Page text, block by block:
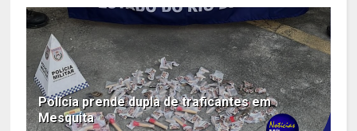
Polícia prende dupla de traficantes em
Mesquita